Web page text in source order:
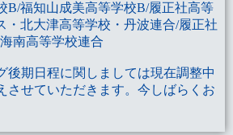
B/福知山成美高等学校B/履正社高等
・北大津高等学校・丹波連合/履正社
南高等学校連合
後期日程に関しましては現在調整中
させていただきます。今しばらくお